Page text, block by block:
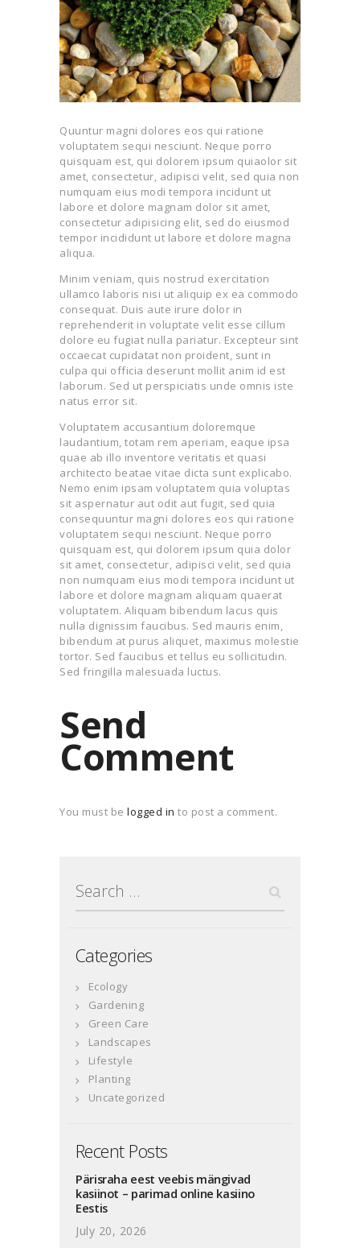
Quuntur magni dolores eos qui ratione
voluptatem sequi nesciunt. Neque porro
quisquam est, qui dolorem ipsum quiaolor sit
amet, consectetur, adipisci velit, sed quia non
numquam eius modi tempora incidunt ut
labore et dolore magnam dolor sit amet,
consectetur adipisicing elit, sed do eiusmod
tempor incididunt ut labore et dolore magna
aliqua.
Minim veniam, quis nostrud exercitation
ullamco laboris nisi ut aliquip ex ea commodo
consequat. Duis aute irure dolor in
reprehenderit in voluptate velit esse cillum
dolore eu fugiat nulla pariatur. Excepteur sint
occaecat cupidatat non proident, sunt in
culpa qui officia deserunt mollit anim id est
laborum. Sed ut perspiciatis unde omnis iste
natus error sit.
Voluptatem accusantium doloremque
laudantium, totam rem aperiam, eaque ipsa
quae ab illo inventore veritatis et quasi
architecto beatae vitae dicta sunt explicabo.
Nemo enim ipsam voluptatem quia voluptas
sit aspernatur aut odit aut fugit, sed quia
consequuntur magni dolores eos qui ratione
voluptatem sequi nesciunt. Neque porro
quisquam est, qui dolorem ipsum quia dolor
sit amet, consectetur, adipisci velit, sed quia
non numquam eius modi tempora incidunt ut
labore et dolore magnam aliquam quaerat
voluptatem. Aliquam bibendum lacus quis
nulla dignissim faucibus. Sed mauris enim,
bibendum at purus aliquet, maximus molestie
tortor. Sed faucibus et tellus eu sollicitudin.
Sed fringilla malesuada luctus.
Send
Comment
You must be logged in to post a comment.
for:
Categories
Ecology
Gardening
Green Care
Landscapes
Lifestyle
Planting
Uncategorized
Recent Posts
Pärisraha eest veebis mängivad
kasiinot – parimad online kasiino
Eestis
July 20, 2026